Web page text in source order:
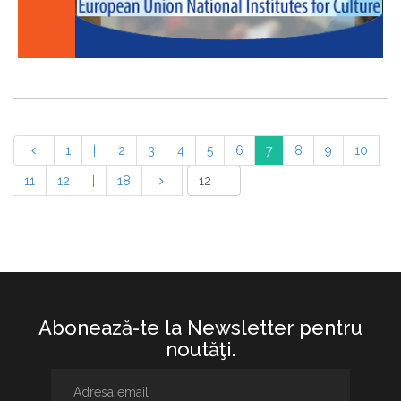
1 2 3 4 5 6 7 8 9 10
11 12 18
Abonează-te la Newsletter pentru
noutăţi.